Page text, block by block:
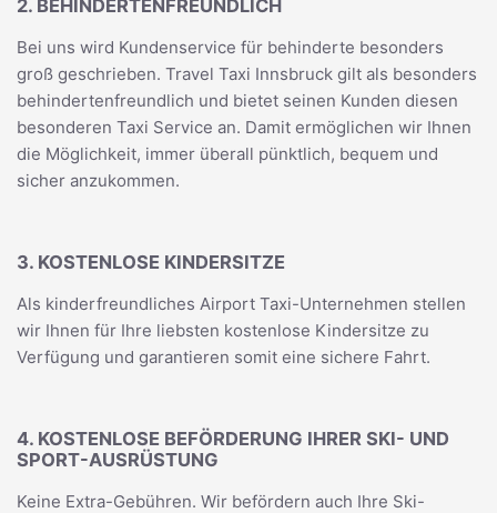
2. BEHINDERTENFREUNDLICH
Bei uns wird Kundenservice für behinderte besonders
groß geschrieben. Travel Taxi Innsbruck gilt als besonders
behindertenfreundlich und bietet seinen Kunden diesen
besonderen Taxi Service an. Damit ermöglichen wir Ihnen
die Möglichkeit, immer überall pünktlich, bequem und
sicher anzukommen.
3. KOSTENLOSE KINDERSITZE
Als kinderfreundliches Airport Taxi-Unternehmen stellen
wir Ihnen für Ihre liebsten kostenlose Kindersitze zu
Verfügung und garantieren somit eine sichere Fahrt.
4. KOSTENLOSE BEFÖRDERUNG IHRER SKI- UND
SPORT-AUSRÜSTUNG
Keine Extra-Gebühren. Wir befördern auch Ihre Ski-